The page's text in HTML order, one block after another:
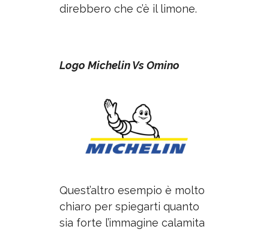
direbbero che c’è il limone.
Logo Michelin Vs Omino
Quest’altro esempio è molto
chiaro per spiegarti quanto
sia forte l’immagine calamita